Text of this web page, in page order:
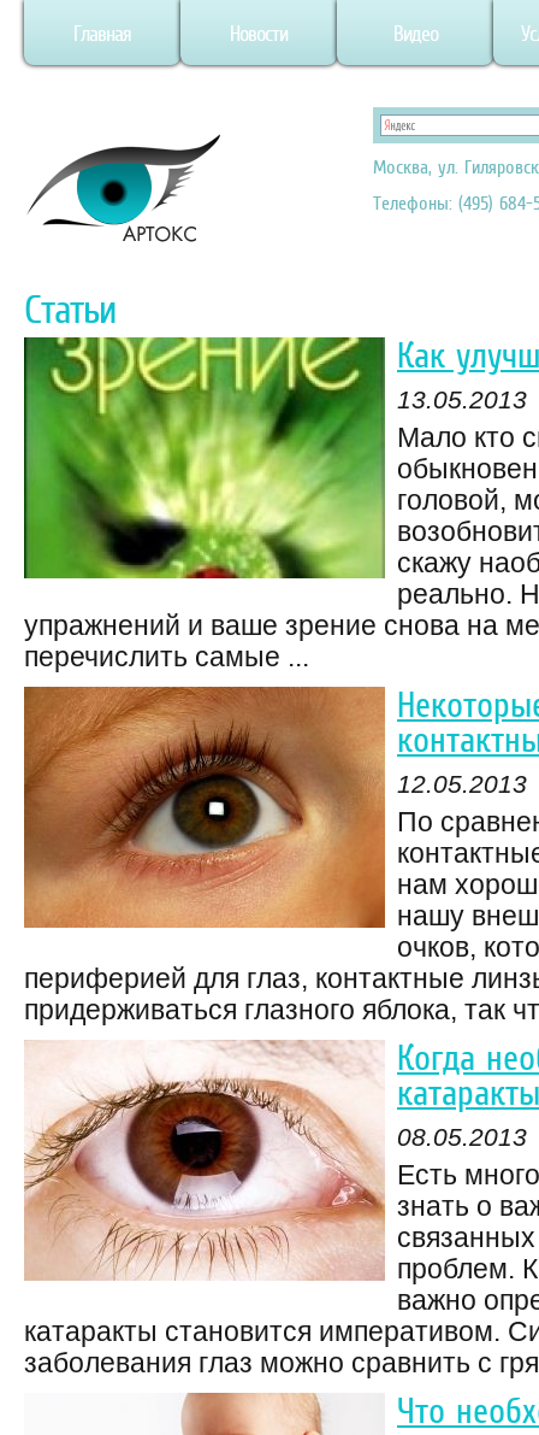
Главная Новости Видео
Москва, ул.
Телефоны: (495) 684-
Статьи
Как
13.05.2013
Мало кто
головой,
скажу
реально.
упражнений и ваше зрение снова на
перечислить самые ...
12.05.2013
По
нам
нашу
очков,
периферией для глаз, контактные
придерживаться глазного яблока, так
Когда
08.05.2013
Есть
знать о
проблем.
важно
катаракты становится императивом.
заболевания глаз можно сравнить с
Что